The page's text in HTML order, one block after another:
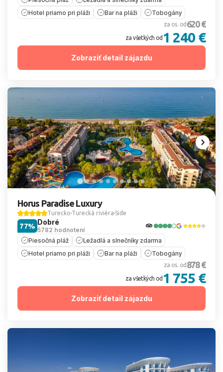
Hotel priamo pri pláži
Bar na pláži Tobogány
za os. od 620 €
za všetkých od 1 240 €
Zobraziť detail zájazdu
Horus Paradise Luxury
Turecko Turecká riviéra Side
Dobré
5782 hodnotení
77%
Piesočná pláž
Ležadlá a slnečníky zdarma
Hotel priamo pri pláži
Bar na pláži Tobogány
za os. od 878 €
za všetkých od 1 755 €
Zobraziť detail zájazdu